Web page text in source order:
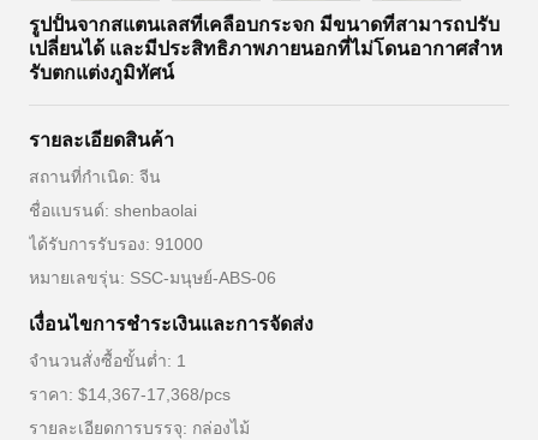
รูปปั้นจากสแตนเลสที่เคลือบกระจก มีขนาดที่สามารถปรับ
เปลี่ยนได้ และมีประสิทธิภาพภายนอกที่ไม่โดนอากาศสําห
รับตกแต่งภูมิทัศน์
รายละเอียดสินค้า
สถานที่กำเนิด: จีน
ชื่อแบรนด์: shenbaolai
ได้รับการรับรอง: 91000
หมายเลขรุ่น: SSC-มนุษย์-ABS-06
เงื่อนไขการชําระเงินและการจัดส่ง
จำนวนสั่งซื้อขั้นต่ำ: 1
ราคา: $14,367-17,368/pcs
รายละเอียดการบรรจุ: กล่องไม้